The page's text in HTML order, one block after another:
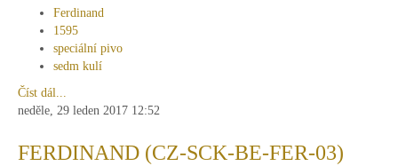
Ferdinand
1595
speciální pivo
sedm kulí
Číst dál...
neděle, 29 leden 2017 12:52
FERDINAND (CZ-SCK-BE-FER-03)